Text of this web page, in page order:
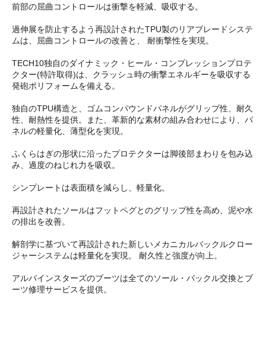
前部の屈曲コントロールは衝撃を軽減、吸収する。
過伸展を防止するよう再設計されたTPU製のリアブレードシステ
ムは、屈曲コントロールの改善と、 耐衝撃性を実現。
TECH10独自のダイナミック・ヒール・コンプレッションプロテ
クター(特許取得)は、クラッシュ時の衝撃エネルギーを吸収する
発砲ポリフォームを備える。
独自のTPU構造と、ゴムコンパウンドパネルがグリップ性、耐久
性、耐熱性を提供。また、革新的な素材の組み合わせにより、パ
ネルの軽量化、薄型化を実現。
ふくらはぎの形状に沿ったプロテクターは脚後部まわりを包み込
み、過度のねじれ力を吸収。
シンプレートは表面積を減らし、軽量化。
再設計されたソールはフットペグとのグリップ性を高め、泥や水
の排出を改善。
解剖学に基づいて再設計された新しいメカニカルバックルクロー
ジャーシステムは軽量化を実現。 耐久性と強度が向上。
アルパインスターズのブーツは全てのソール・バックル交換とブ
ーツ修理サービスを提供。